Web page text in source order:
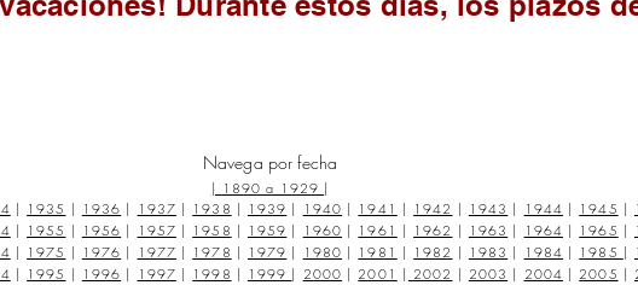
Navega por fecha
| 1890 a 1929 |
| 1935 | 1936 | 1937 | 1938 | 1939 | 1940 | 1941 | 1942 | 1943 | 1944 | 1945 |
| 1955 | 1956 | 1957 | 1958 | 1959 | 1960 | 1961 | 1962 | 1963 | 1964 | 1965 |
| 1975 | 1976 | 1977 | 1978 | 1979 | 1980 | 1981 | 1982 | 1983 | 1984 | 1985 |
| 1995 | 1996 | 1997 | 1998 | 1999 | 2000 | 2001 | 2002 | 2003 | 2004 | 2005 |